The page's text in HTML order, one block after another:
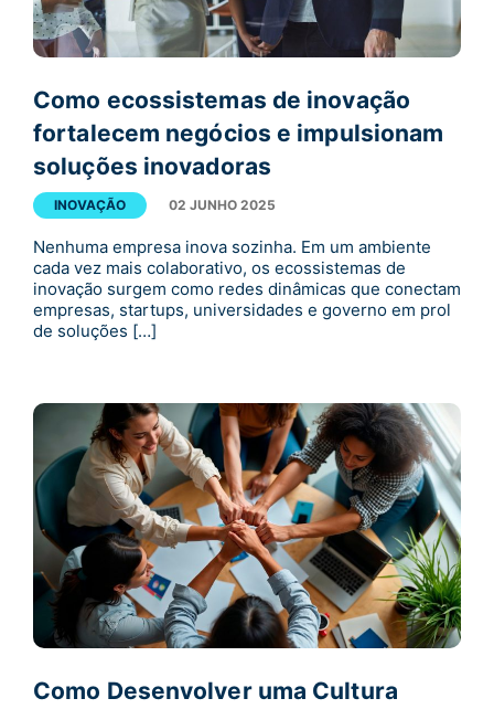
Como ecossistemas de inovação
fortalecem negócios e impulsionam
soluções inovadoras
INOVAÇÃO 02 JUNHO 2025
Nenhuma empresa inova sozinha. Em um ambiente
cada vez mais colaborativo, os ecossistemas de
inovação surgem como redes dinâmicas que conectam
empresas, startups, universidades e governo em prol
de soluções […]
Como Desenvolver uma Cultura